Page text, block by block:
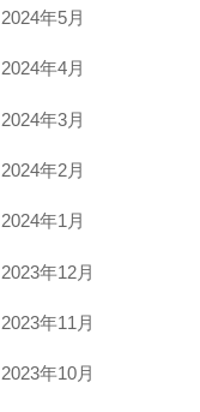
2024年5月
2024年4月
2024年3月
2024年2月
2024年1月
2023年12月
2023年11月
2023年10月